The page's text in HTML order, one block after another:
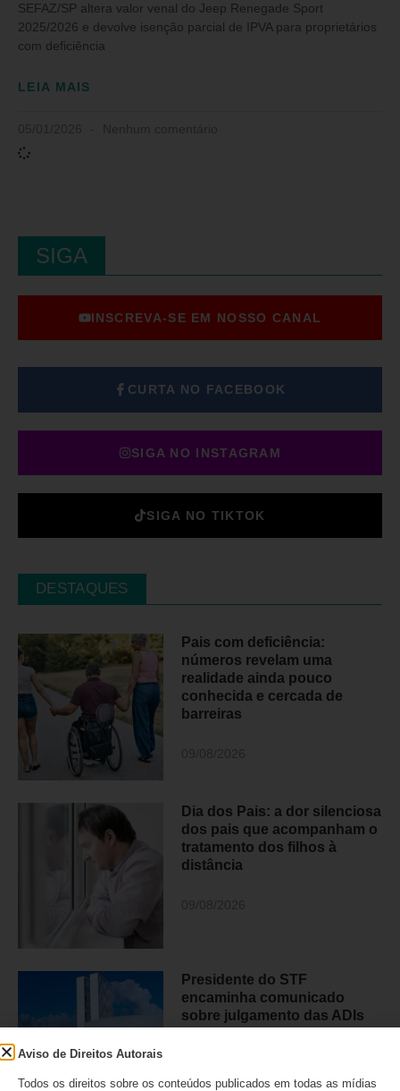
SEFAZ/SP altera valor venal do Jeep Renegade Sport
2025/2026 e devolve isenção parcial de IPVA para proprietários
com deficiência
LEIA MAIS
SIGA
INSCREVA-SE EM NOSSO CANAL
CURTA NO FACEBOOK
SIGA NO INSTAGRAM
SIGA NO TIKTOK
DESTAQUES
Pais com deficiência:
números revelam uma
realidade ainda pouco
conhecida e cercada de
barreiras
Dia dos Pais: a dor silenciosa
dos pais que acompanham o
tratamento dos filhos à
distância
Presidente do STF
encaminha comunicado
sobre julgamento das ADIs
Aviso de Direitos Autorais
Todos os direitos sobre os conteúdos publicados em todas as mídias